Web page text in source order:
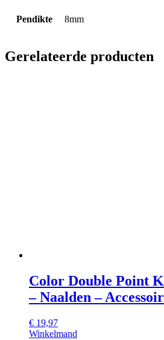
Pendikte 8mm
Gerelateerde producten
Color Double Point
– Naalden –
€ 19,97
Winkelmand